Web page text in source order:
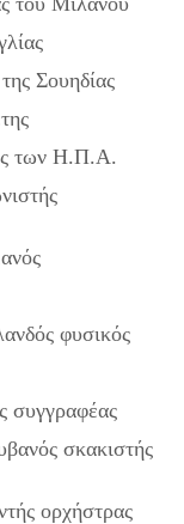
Σουηδίας
των Η.Π.Α.
φυσικός
συγγραφέας
σκακιστής
ορχήστρας